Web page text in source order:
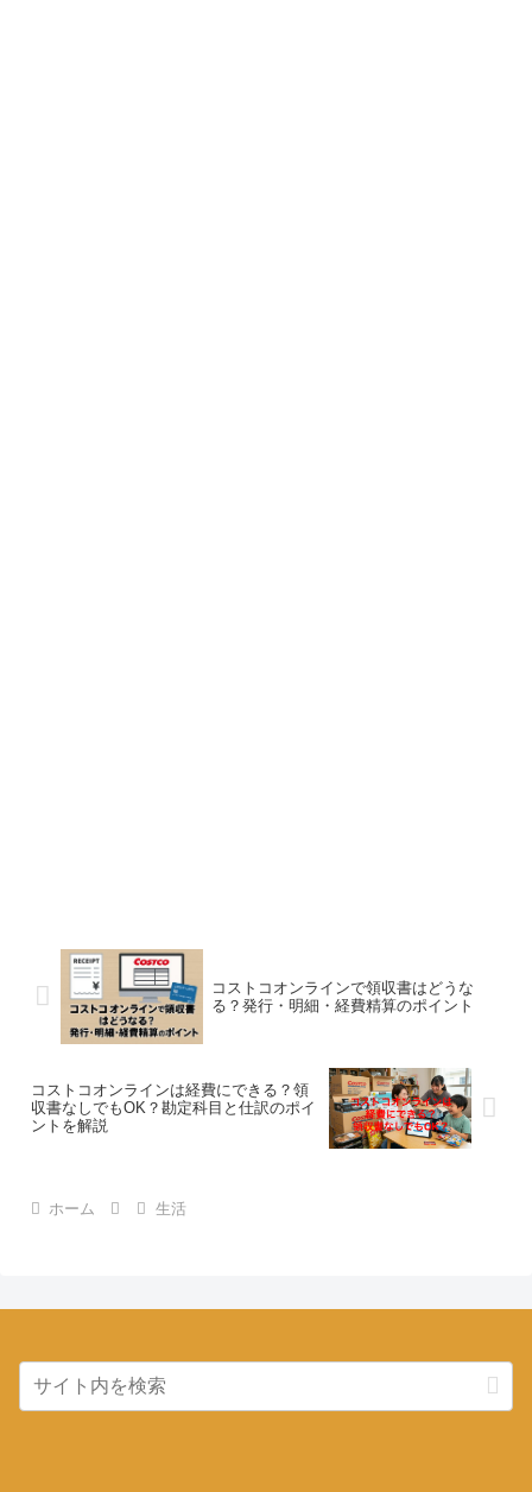
コストコオンラインで領収書はどうな
る？発行・明細・経費精算のポイント
コストコオンラインは経費にできる？領
収書なしでもOK？勘定科目と仕訳のポイ
ントを解説
ホーム 生活